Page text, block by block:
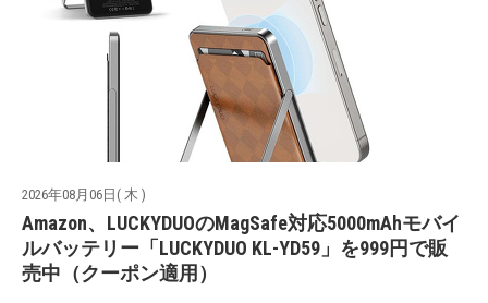
2026年08月06日( 木 )
Amazon、LUCKYDUOのMagSafe対応5000mAhモバイ
ルバッテリー「LUCKYDUO KL-YD59」を999円で販
売中（クーポン適用）